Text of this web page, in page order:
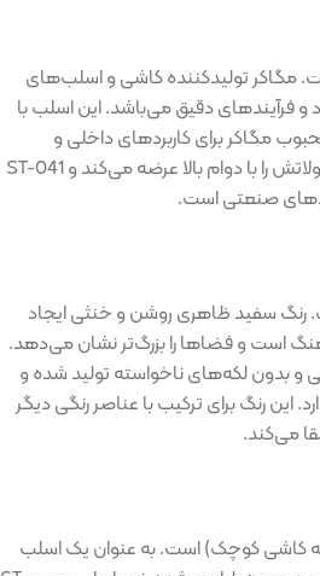
.مگاکر تولیدکننده کاشی و اسلب‌های
و فرآیندهای دقیق می‌باشد.این اسلب با
مگاکر برای کاربردهای داخلی و
را با دوام بالا عرضه می‌کند و
صنعتی است.
.رنگ سفید ظاهری روشن و خنثی ایجاد
است و فضاها را بزرگ‌تر نشان می‌دهد.
و بدون لکه‌های ناخواسته تولید شده و
.این رنگ برای ترکیب با عناصر رنگی دیگر
می‌کند.
کاشی کوچک)است.به عنوان یک اسلب